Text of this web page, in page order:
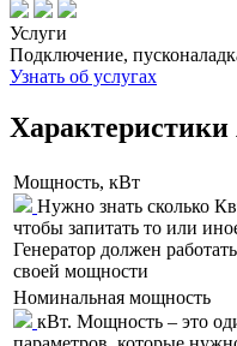
Услуги
Подключение,
Узнать об услугах
Характеристики
Мощность, кВт
Нужно знать сколько
чтобы запитать то или
Генератор должен
своей мощности
Номинальная мощность
кВт. Мощность – это